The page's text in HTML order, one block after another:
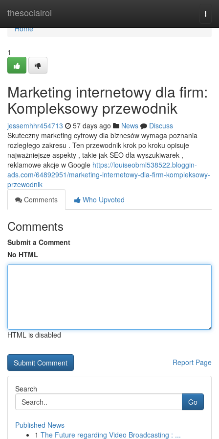
thesocialroi
Home
Home
1
Marketing internetowy dla firm:
Kompleksowy przewodnik
jessemhhr454713 57 days ago News
Discuss
Skuteczny marketing cyfrowy dla biznesów wymaga poznania
rozległego zakresu . Ten przewodnik krok po kroku opisuje
najważniejsze aspekty , takie jak SEO dla wyszukiwarek ,
reklamowe akcje w Google https://louiseobml538522.bloggin-
ads.com/64892951/marketing-internetowy-dla-firm-kompleksowy-
przewodnik
Comments
Who Upvoted
Comments
Submit a Comment
No HTML
HTML is disabled
Report Page
Search
Go
Published News
1 The Future regarding Video Broadcasting : ...